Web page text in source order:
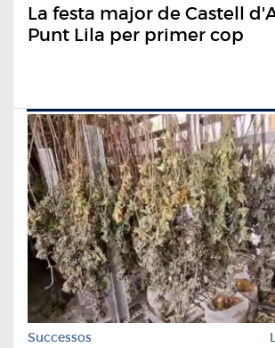
La festa major de Castell
Punt Lila per primer cop
Successos